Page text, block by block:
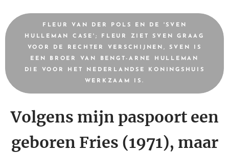
FLEUR VAN DER POLS EN DE 'SVEN
HULLEMAN CASE'; FLEUR ZIET SVEN GRAAG
VOOR DE RECHTER VERSCHIJNEN, SVEN IS
EEN BROER VAN BENGT-ARNE HULLEMAN
DIE VOOR HET NEDERLANDSE KONINGSHUIS
WERKZAAM IS.
Volgens mijn paspoort een
geboren Fries (1971), maar